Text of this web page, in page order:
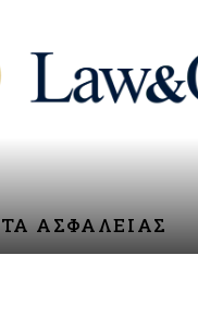
ΑΣΦΑΛΕΙΑΣ